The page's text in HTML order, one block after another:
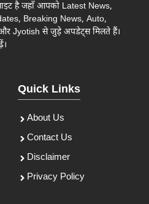
है जहाँ आपको Latest News,
Breaking News, Auto,
Jyotish से जुड़े अपडेट्स मिलते हैं।
Quick Links
About Us
Contact Us
Disclaimer
Privacy Policy